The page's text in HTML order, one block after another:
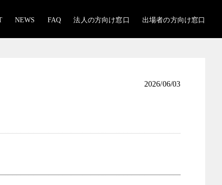
NEWS FAQ 法人の方向け窓口 出場者の方向け窓口
2026/06/03